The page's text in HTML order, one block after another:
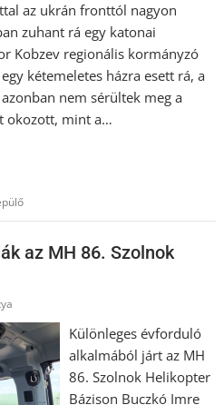
az ukrán fronttól nagyon
zuhant rá egy katonai
Kobzev regionális kormányzó
kétemeletes házra esett rá, a
nem sérültek meg a
okozott, mint a…
az MH 86. Szolnok
Különleges évforduló
alkalmából járt az MH
86. Szolnok Helikopter
Bázison Buczkó Imre